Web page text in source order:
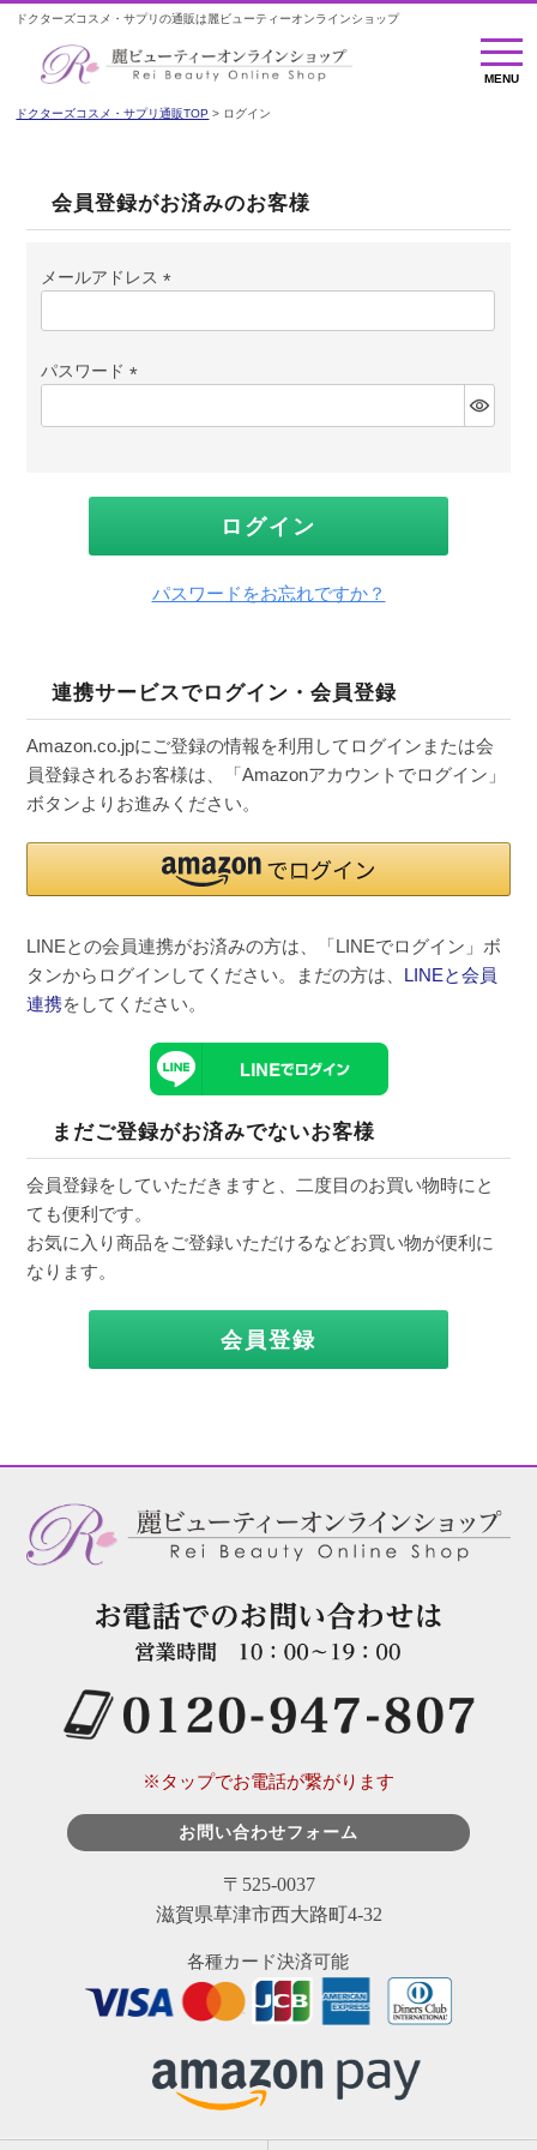
ドクターズコスメ・サプリの通販は麗ビューティーオンラインショップ
MENU
MENU
ドクターズコスメ・サプリ通販TOP ログイン
会員登録がお済みのお客様
メールアドレス
須)
パスワード
須)
ログイン
パスワードをお忘れですか？
連携サービスでログイン・会員登録
Amazon.co.jpにご登録の情報を利用してログインまたは会
員登録されるお客様は、「Amazonアカウントでログイン」
ボタンよりお進みください。
LINEとの会員連携がお済みの方は、「LINEでログイン」ボ
タンからログインしてください。まだの方は、 LINEと会員
連携をしてください。
まだご登録がお済みでないお客様
会員登録をしていただきますと、二度目のお買い物時にと
ても便利です。
お気に入り商品をご登録いただけるなどお買い物が便利に
なります。
会員登録
※タップでお電話が繋がります
お問い合わせフォーム
〒525-0037
滋賀県草津市西大路町4-32
各種カード決済可能